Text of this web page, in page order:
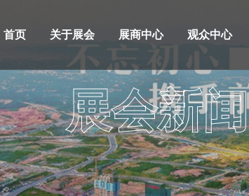
首页 关于展会 展商中心 观众中心
展会新闻